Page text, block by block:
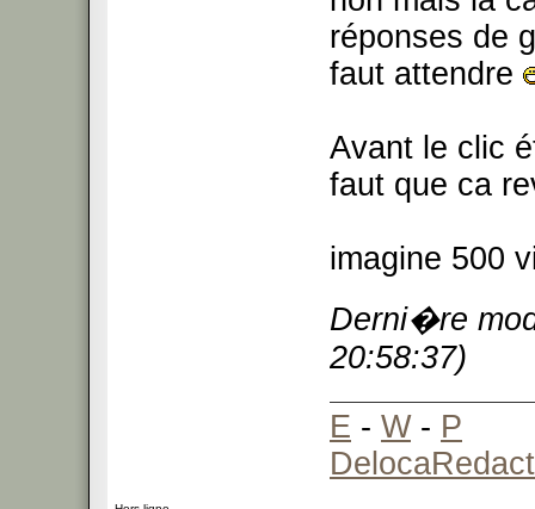
réponses de
faut attendre
Avant le clic
faut que ca
imagine 500
Derni�re
20:58:37)
E - W- P